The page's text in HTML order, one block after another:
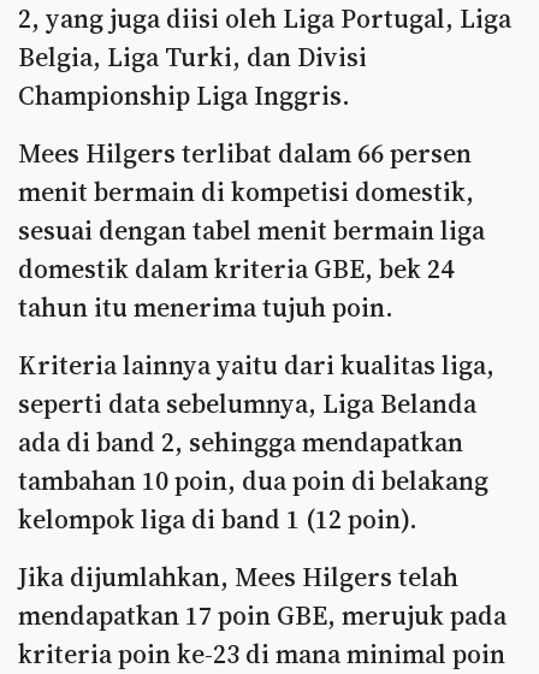
2, yang juga diisi oleh Liga Portugal, Liga
Belgia, Liga Turki, dan Divisi
Championship Liga Inggris.
Mees Hilgers terlibat dalam 66 persen
menit bermain di kompetisi domestik,
sesuai dengan tabel menit bermain liga
domestik dalam kriteria GBE, bek 24
tahun itu menerima tujuh poin.
Kriteria lainnya yaitu dari kualitas liga,
seperti data sebelumnya, Liga Belanda
ada di band 2, sehingga mendapatkan
tambahan 10 poin, dua poin di belakang
kelompok liga di band 1 (12 poin).
Jika dijumlahkan, Mees Hilgers telah
mendapatkan 17 poin GBE, merujuk pada
kriteria poin ke-23 di mana minimal poin